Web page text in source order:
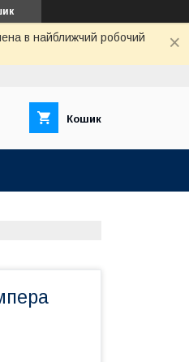
в найближчий робочий
Кошик